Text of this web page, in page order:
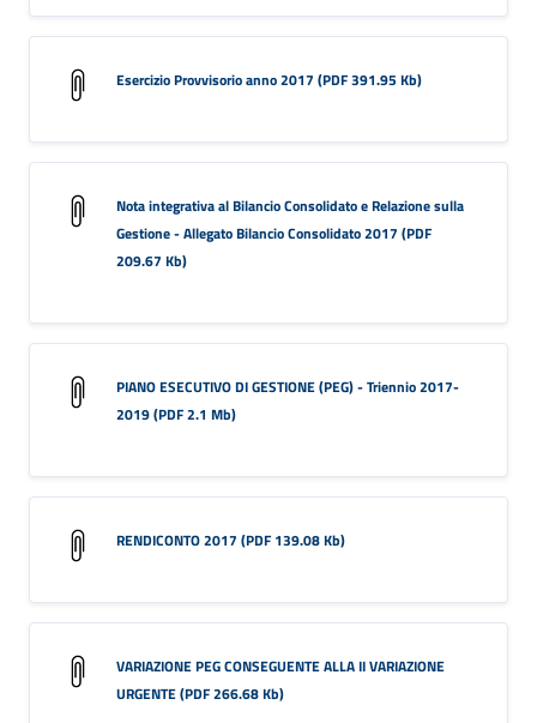
Esercizio Provvisorio anno 2017 (PDF 391.95 Kb)
Nota integrativa al Bilancio Consolidato e Relazione sulla
Gestione - Allegato Bilancio Consolidato 2017 (PDF
209.67 Kb)
PIANO ESECUTIVO DI GESTIONE (PEG) - Triennio 2017-
2019 (PDF 2.1 Mb)
RENDICONTO 2017 (PDF 139.08 Kb)
VARIAZIONE PEG CONSEGUENTE ALLA II VARIAZIONE
URGENTE (PDF 266.68 Kb)